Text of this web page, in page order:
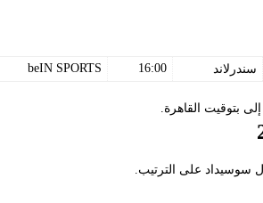
سندرلاند 16:00
beIN SPORTS
بتوقيت القاهرة.
سوسيداد على الترتيب.